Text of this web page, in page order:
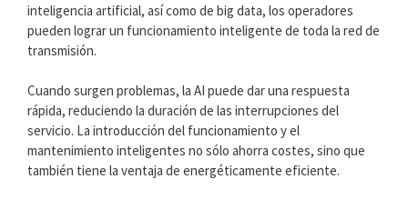
inteligencia artificial, así como de big data, los operadores
pueden lograr un funcionamiento inteligente de toda la red de
transmisión.
Cuando surgen problemas, la AI puede dar una respuesta
rápida, reduciendo la duración de las interrupciones del
servicio. La introducción del funcionamiento y el
mantenimiento inteligentes no sólo ahorra costes, sino que
también tiene la ventaja de energéticamente eficiente.